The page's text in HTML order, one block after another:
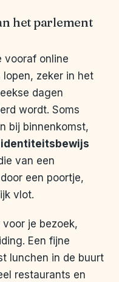
het parlement
vooraf online
zeker in het
dagen
wordt. Soms
bij binnenkomst,
van een
een poortje,
vlot.
je bezoek,
Een fijne
lunchen in de buurt
restaurants en